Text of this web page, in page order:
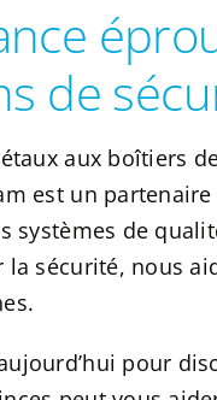
de
aux boîtiers
est un
systèmes de
la sécurité, nous
pour